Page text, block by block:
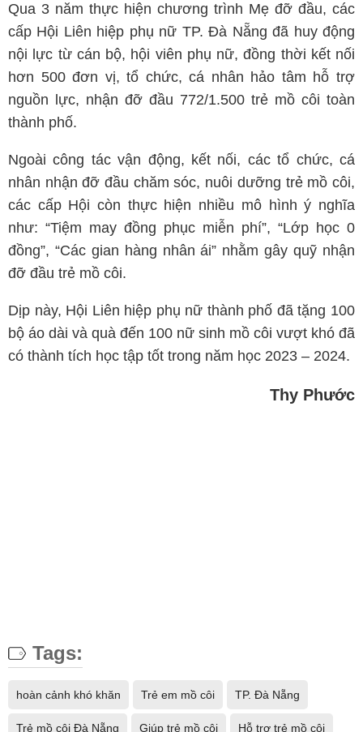
Qua 3 năm thực hiện chương trình Mẹ đỡ đầu, các
cấp Hội Liên hiệp phụ nữ TP. Đà Nẵng đã huy động
nội lực từ cán bộ, hội viên phụ nữ, đồng thời kết nối
hơn 500 đơn vị, tổ chức, cá nhân hảo tâm hỗ trợ
nguồn lực, nhận đỡ đầu 772/1.500 trẻ mồ côi toàn
thành phố.
Ngoài công tác vận động, kết nối, các tổ chức, cá
nhân nhận đỡ đầu chăm sóc, nuôi dưỡng trẻ mồ côi,
các cấp Hội còn thực hiện nhiều mô hình ý nghĩa
như: “Tiệm may đồng phục miễn phí”, “Lớp học 0
đồng”, “Các gian hàng nhân ái” nhằm gây quỹ nhận
đỡ đầu trẻ mồ côi.
Dịp này, Hội Liên hiệp phụ nữ thành phố đã tặng 100
bộ áo dài và quà đến 100 nữ sinh mồ côi vượt khó đã
có thành tích học tập tốt trong năm học 2023 – 2024.
Thy Phước
Tags:
hoàn cảnh khó khăn Trẻ em mồ côi TP. Đà Nẵng
Trẻ mồ côi Đà Nẵng Giúp trẻ mồ côi Hỗ trợ trẻ mồ côi